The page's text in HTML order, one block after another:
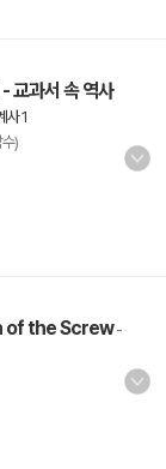
교과서 속 역사
사 1
)
of the Screw-